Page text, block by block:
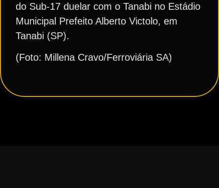
do Sub-17 duelar com o Tanabi no Estádio
Municipal Prefeito Alberto Victolo, em
Tanabi (SP).
(Foto: Millena Cravo/Ferroviária SA)